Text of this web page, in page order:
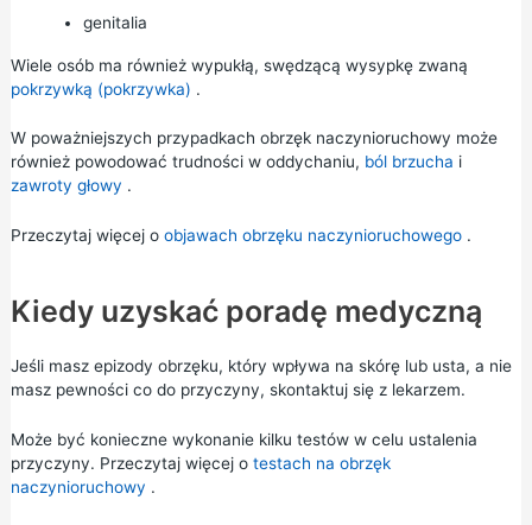
genitalia
Wiele osób ma również wypukłą, swędzącą wysypkę zwaną
pokrzywką (pokrzywka) .
W poważniejszych przypadkach obrzęk naczynioruchowy może
również powodować trudności w oddychaniu, ból brzucha i
zawroty głowy .
Przeczytaj więcej o objawach obrzęku naczynioruchowego.
Kiedy uzyskać poradę medyczną
Jeśli masz epizody obrzęku, który wpływa na skórę lub usta, a nie
masz pewności co do przyczyny, skontaktuj się z lekarzem.
Może być konieczne wykonanie kilku testów w celu ustalenia
przyczyny. Przeczytaj więcej o testach na obrzęk
naczynioruchowy .